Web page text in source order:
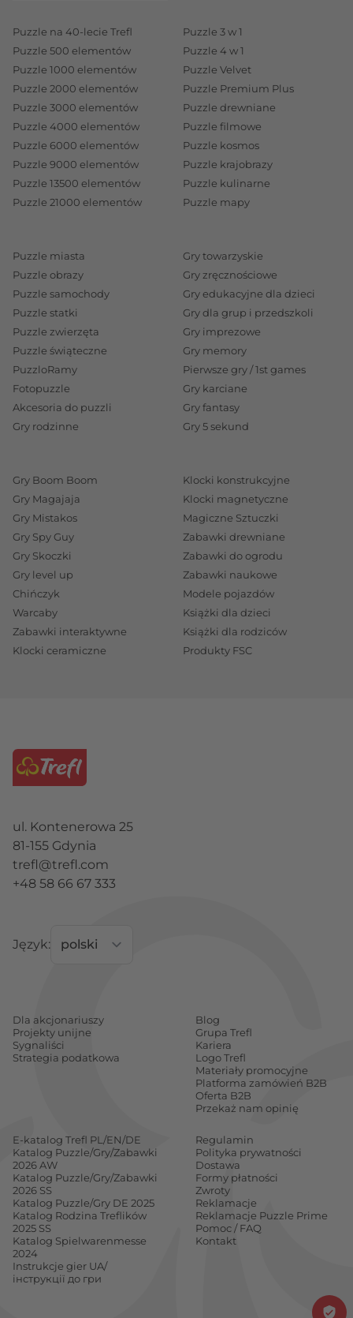
Puzzle na 40-lecie Trefl
Puzzle 500 elementów
Puzzle 1000 elementów
Puzzle 2000 elementów
Puzzle 3000 elementów
Puzzle 4000 elementów
Puzzle 6000 elementów
Puzzle 9000 elementów
Puzzle 13500 elementów
Puzzle 21000 elementów
Puzzle 3 w 1
Puzzle 4 w 1
Puzzle Velvet
Puzzle Premium Plus
Puzzle drewniane
Puzzle filmowe
Puzzle kosmos
Puzzle krajobrazy
Puzzle kulinarne
Puzzle mapy
Puzzle miasta
Puzzle obrazy
Puzzle samochody
Puzzle statki
Puzzle zwierzęta
Puzzle świąteczne
PuzzloRamy
Fotopuzzle
Akcesoria do puzzli
Gry rodzinne
Gry towarzyskie
Gry zręcznościowe
Gry edukacyjne dla dzieci
Gry dla grup i przedszkoli
Gry imprezowe
Gry memory
Pierwsze gry / 1st games
Gry karciane
Gry fantasy
Gry 5 sekund
Gry Boom Boom
Gry Magajaja
Gry Mistakos
Gry Spy Guy
Gry Skoczki
Gry level up
Chińczyk
Warcaby
Zabawki interaktywne
Klocki ceramiczne
Klocki konstrukcyjne
Klocki magnetyczne
Magiczne Sztuczki
Zabawki drewniane
Zabawki do ogrodu
Zabawki naukowe
Modele pojazdów
Książki dla dzieci
Książki dla rodziców
Produkty FSC
ul. Kontenerowa 25
81-155 Gdynia
trefl@trefl.com
+48 58 66 67 333
Język:
Dla akcjonariuszy
Projekty unijne
Sygnaliści
Strategia podatkowa
Blog
Grupa Trefl
Kariera
Logo Trefl
Materiały promocyjne
Platforma zamówień B2B
Oferta B2B
Przekaż nam opinię
E-katalog Trefl PL/EN/DE
Katalog Puzzle/Gry/Zabawki
2026 AW
Katalog Puzzle/Gry/Zabawki
2026 SS
Katalog Puzzle/Gry DE 2025
Katalog Rodzina Treflików
2025 SS
Katalog Spielwarenmesse
2024
Instrukcje gier UA/
інструкції до гри
Regulamin
Polityka prywatności
Dostawa
Formy płatności
Zwroty
Reklamacje
Reklamacje Puzzle Prime
Pomoc / FAQ
Kontakt